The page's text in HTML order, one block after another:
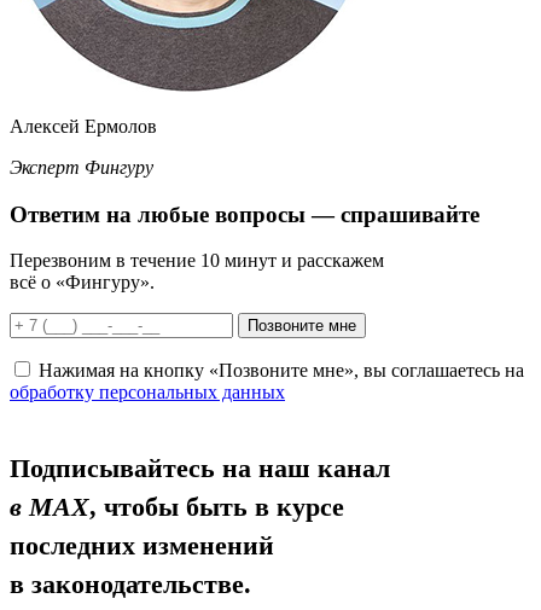
Алексей Ермолов
Эксперт Фингуру
Ответим на любые вопросы— спрашивайте
Перезвоним в течение 10 минут и расскажем
всё о «Фингуру».
Позвоните мне
Нажимая на кнопку «Позвоните мне», вы соглашаетесь на
обработку персональных данных
Подписывайтесь на наш канал
в MAX, чтобы быть в курсе
последних изменений
в законодательстве.